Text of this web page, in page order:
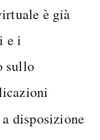
è già
e i
sullo
disposizione